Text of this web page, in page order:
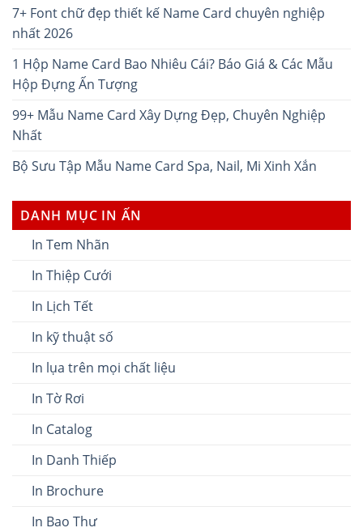
7+ Font chữ đẹp thiết kế Name Card chuyên nghiệp
nhất 2026
1 Hộp Name Card Bao Nhiêu Cái? Báo Giá & Các Mẫu
Hộp Đựng Ấn Tượng
99+ Mẫu Name Card Xây Dựng Đẹp, Chuyên Nghiệp
Nhất
Bộ Sưu Tập Mẫu Name Card Spa, Nail, Mi Xinh Xắn
DANH MỤC IN ẤN
In Tem Nhãn
In Thiệp Cưới
In Lịch Tết
In kỹ thuật số
In lụa trên mọi chất liệu
In Tờ Rơi
In Catalog
In Danh Thiếp
In Brochure
In Bao Thư